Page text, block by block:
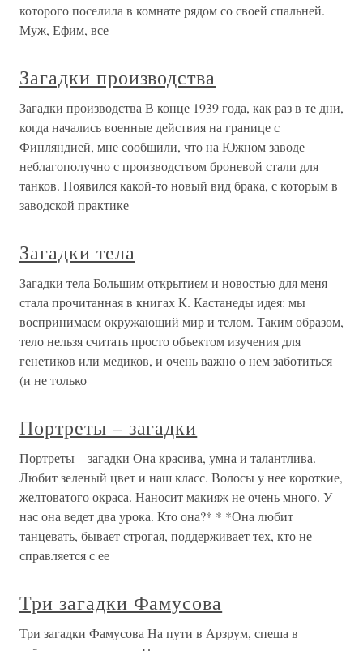
которого поселила в комнате рядом со своей спальней.
Муж, Ефим, все
Загадки производства
Загадки производства В конце 1939 года, как раз в те дни,
когда начались военные действия на границе с
Финляндией, мне сообщили, что на Южном заводе
неблагополучно с производством броневой стали для
танков. Появился какой-то новый вид брака, с которым в
заводской практике
Загадки тела
Загадки тела Большим открытием и новостью для меня
стала прочитанная в книгах К. Кастанеды идея: мы
воспринимаем окружающий мир и телом. Таким образом,
тело нельзя считать просто объектом изучения для
генетиков или медиков, и очень важно о нем заботиться
(и не только
Портреты – загадки
Портреты – загадки Она красива, умна и талантлива.
Любит зеленый цвет и наш класс. Волосы у нее короткие,
желтоватого окраса. Наносит макияж не очень много. У
нас она ведет два урока. Кто она?* * *Она любит
танцевать, бывает строгая, поддерживает тех, кто не
справляется с ее
Три загадки Фамусова
Три загадки Фамусова На пути в Арзрум, спеша в